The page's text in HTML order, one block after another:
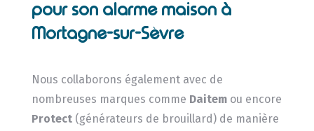
pour son alarme maison à
Mortagne-sur-Sèvre
Nous collaborons également avec de
nombreuses marques comme Daitemou encore
Protect (générateurs de brouillard) de manière